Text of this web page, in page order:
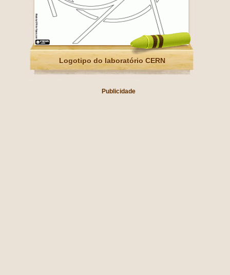
Logotipo do laboratório CERN
Publicidade